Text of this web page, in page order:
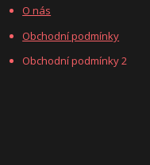
O nás
Obchodní podmínky
Obchodní podmínky 2